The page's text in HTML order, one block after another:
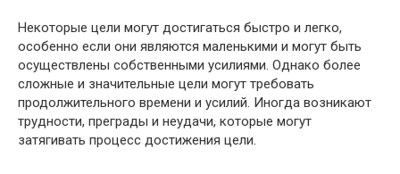
Некоторые цели могут достигаться быстро и легко,
особенно если они являются маленькими и могут быть
осуществлены собственными усилиями. Однако более
сложные и значительные цели могут требовать
продолжительного времени и усилий. Иногда возникают
трудности, преграды и неудачи, которые могут
затягивать процесс достижения цели.